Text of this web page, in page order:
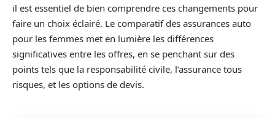
il est essentiel de bien comprendre ces changements pour
faire un choix éclairé. Le comparatif des assurances auto
pour les femmes met en lumière les différences
significatives entre les offres, en se penchant sur des
points tels que la responsabilité civile, l’assurance tous
risques, et les options de devis.